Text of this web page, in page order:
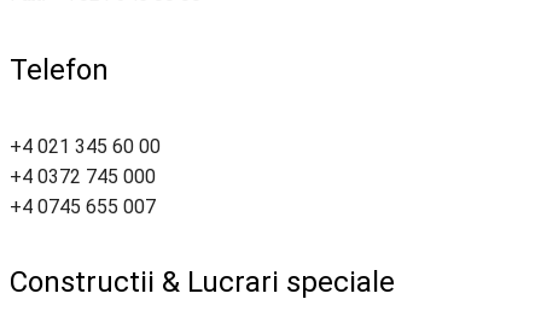
Telefon
+4 021 345 60 00
+4 0372 745 000
+4 0745 655 007
Constructii & Lucrari speciale